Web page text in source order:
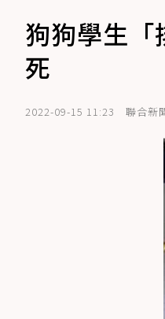
狗狗學生「
死
2022-09-15 11:23 聯合新